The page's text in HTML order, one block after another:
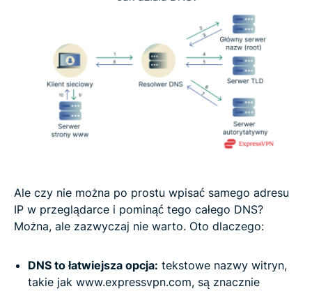
Ale czy nie można po prostu wpisać samego adresu
IP w przeglądarce i pominąć tego całego DNS?
Można, ale zazwyczaj nie warto. Oto dlaczego:
DNS to łatwiejsza opcja: tekstowe nazwy witryn,
takie jak www.expressvpn.com, są znacznie